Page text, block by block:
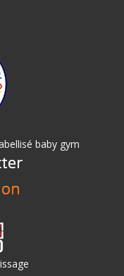
baby gym